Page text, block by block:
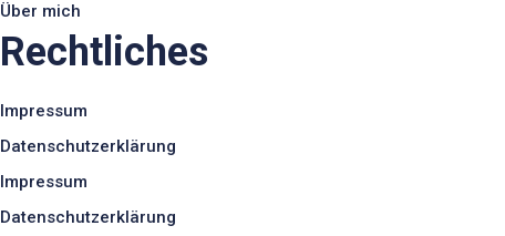
Über mich
Rechtliches
Impressum
Datenschutzerklärung
Impressum
Datenschutzerklärung